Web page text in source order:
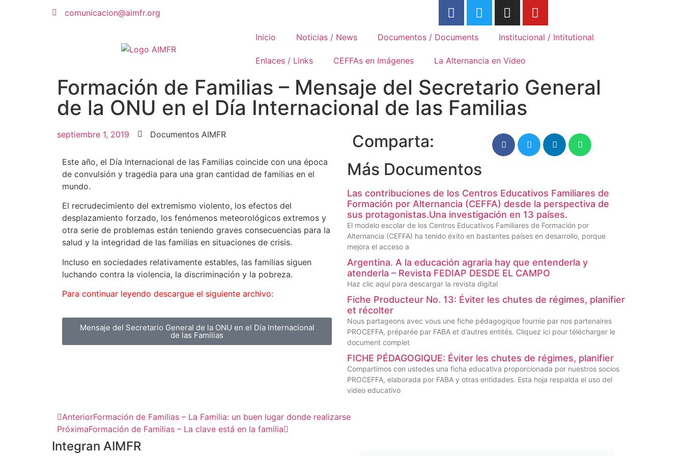
comunicacion@aimfr.org
Mouvements Familiaux de
Formation Rurale
Inicio
Noticias / News Documentos / Documents Institucional / Intitutional
Enlaces / Links CEFFAs en Imágenes La Alternancia en Video
Formación de Familias – Mensaje del Secretario General
de la ONU en el Día Internacional de las Familias
septiembre 1, 2019 Documentos AIMFR
Este año, el Día Internacional de las Familias coincide con una época
de convulsión y tragedia para una gran cantidad de familias en el
mundo.
El recrudecimiento del extremismo violento, los efectos del
desplazamiento forzado, los fenómenos meteorológicos extremos y
otra serie de problemas están teniendo graves consecuencias para la
salud y la integridad de las familias en situaciones de crisis.
Incluso en sociedades relativamente estables, las familias siguen
luchando contra la violencia, la discriminación y la pobreza.
Para continuar leyendo descargue el siguiente archivo:
Mensaje del Secretario General de la ONU en el Día Internacional
de las Familias
Comparta:
Más Documentos
Las contribuciones de los Centros Educativos Familiares de
Formación por Alternancia (CEFFA) desde la perspectiva de
sus protagonistas.Una investigación en 13 países.
El modelo escolar de los Centros Educativos Familiares de Formación por
Alternancia (CEFFA) ha tenido éxito en bastantes países en desarrollo, porque
mejora el acceso a
Argentina. A la educación agraria hay que entenderla y
atenderla – Revista FEDIAP DESDE EL CAMPO
Haz clic aquí para descargar la revista digital
Fiche Producteur No. 13: Éviter les chutes de régimes, planifier
et récolter
Nous partageons avec vous une fiche pédagogique fournie par nos partenaires
PROCEFFA, préparée par FABA et d’autres entités. Cliquez ici pour télécharger le
document complet
FICHE PÉDAGOGIQUE: Éviter les chutes de régimes, planifier
Compartimos con ustedes una ficha educativa proporcionada por nuestros socios
PROCEFFA, elaborada por FABA y otras entidades. Esta hoja respalda el uso del
video educativo
AnteriorFormación de Familias – La Familia: un buen lugar donde realizarse
PróximaFormación de Familias – La clave está en la familia
Integran AIMFR